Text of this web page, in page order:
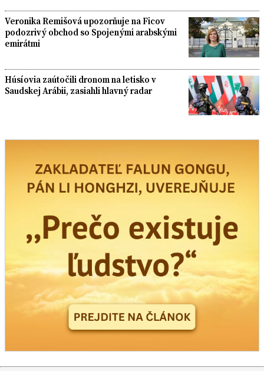
Veronika Remišová upozorňuje na Ficov
podozrivý obchod so Spojenými arabskými
emirátmi
Húsíovia zaútočili dronom na letisko v
Saudskej Arábii, zasiahli hlavný radar